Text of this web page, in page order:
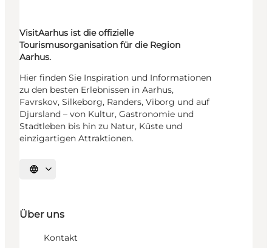
VisitAarhus ist die offizielle
Tourismusorganisation für die Region
Aarhus.
Hier finden Sie Inspiration und Informationen
zu den besten Erlebnissen in Aarhus,
Favrskov, Silkeborg, Randers, Viborg und auf
Djursland – von Kultur, Gastronomie und
Stadtleben bis hin zu Natur, Küste und
einzigartigen Attraktionen.
Sprache auswählen
Über uns
Kontakt